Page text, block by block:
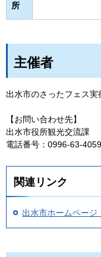
所
主催者
出水市のさったフェス実
【お問い合わせ先】
出水市役所観光交流課
電話番号：0996-63-4059
関連リンク
出水市ホームページ